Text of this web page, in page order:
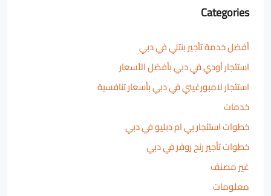
Categories
أفضل خدمة تأجير بنتلي في دبي
استئجار أودي في دبي بأفضل الأسعار
استئجار لامبورغيني في دبي بأسعار تنافسية
خدمات
خطوات استئجار بي ام دبليو في دبي
خطوات تأجير رنج روفر في دبي
غير مصنف
معلومات